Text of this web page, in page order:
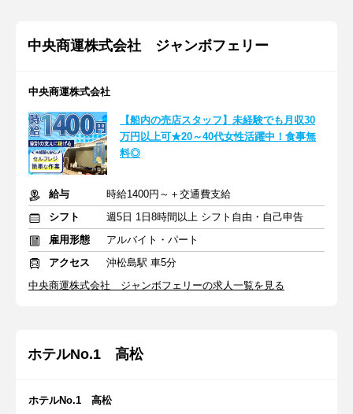
中央商運株式会社 ジャンボフェリー
中央商運株式会社
【船内の売店スタッフ】未経験でも月収30
万円以上可★20～40代女性活躍中！食事無
料◎
給与
時給1400円～＋交通費支給
シフト
週5日 1日8時間以上 シフト自由・自己申告
雇用形態
アルバイト・パート
アクセス
沖松島駅 車5分
中央商運株式会社 ジャンボフェリーの求人一覧を見る
ホテルNo.1 高松
ホテルNo.1 高松